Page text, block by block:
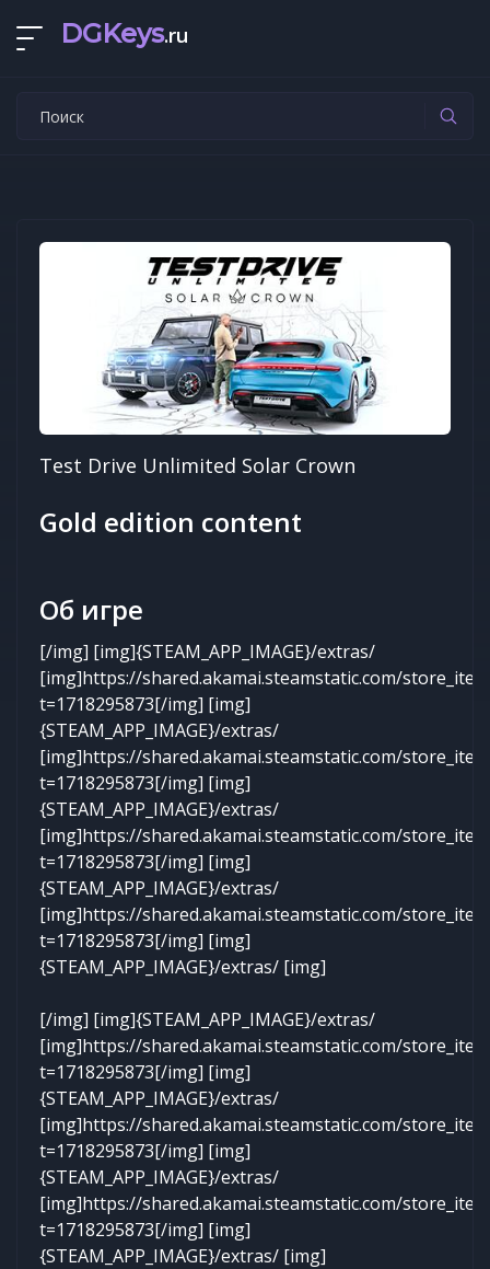
DGKeys.ru
Test Drive Unlimited Solar Crown
Gold edition content
Об игре
[/img] [img]{STEAM_APP_IMAGE}/extras/
[img]https://shared.akamai.steamstatic.com/
t=1718295873[/img] [img]
{STEAM_APP_IMAGE}/extras/
[img]https://shared.akamai.steamstatic.com/
t=1718295873[/img] [img]
{STEAM_APP_IMAGE}/extras/
[img]https://shared.akamai.steamstatic.com/
t=1718295873[/img] [img]
{STEAM_APP_IMAGE}/extras/
[img]https://shared.akamai.steamstatic.com/
t=1718295873[/img] [img]
{STEAM_APP_IMAGE}/extras/ [img]
[/img] [img]{STEAM_APP_IMAGE}/extras/
[img]https://shared.akamai.steamstatic.com/
t=1718295873[/img] [img]
{STEAM_APP_IMAGE}/extras/
[img]https://shared.akamai.steamstatic.com/
t=1718295873[/img] [img]
{STEAM_APP_IMAGE}/extras/
[img]https://shared.akamai.steamstatic.com/
t=1718295873[/img] [img]
{STEAM_APP_IMAGE}/extras/ [img]